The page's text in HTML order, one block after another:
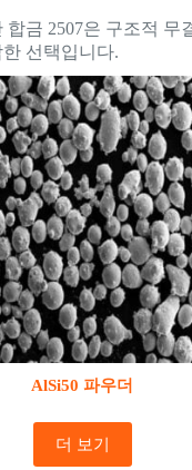
금 2507은 구조적
선택입니다.
AlSi50 파우더
더 보기